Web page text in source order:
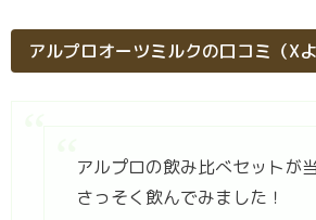
アルプロオーツミルクの口コミ（Xよ
アルプロの飲み比べセットが
さっそく飲んでみました！